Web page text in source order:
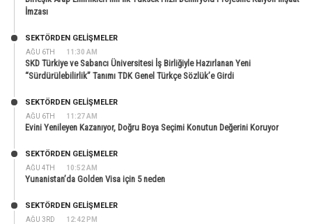
İmzası
AĞU 6TH 11:30 AM
SEKTÖRDEN GELIŞMELER
SKD Türkiye ve Sabancı Üniversitesi İş Birliğiyle Hazırlanan Yeni
“Sürdürülebilirlik” Tanımı TDK Genel Türkçe Sözlük’e Girdi
AĞU 6TH 11:27 AM
SEKTÖRDEN GELIŞMELER
Evini Yenileyen Kazanıyor, Doğru Boya Seçimi Konutun Değerini Koruyor
AĞU 4TH 10:52 AM
SEKTÖRDEN GELIŞMELER
Yunanistan’da Golden Visa için 5 neden
AĞU 3RD 12:42 PM
SEKTÖRDEN GELIŞMELER